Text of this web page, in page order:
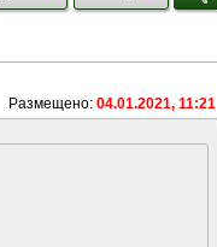
Размещено: 04.01.2021, 11:21